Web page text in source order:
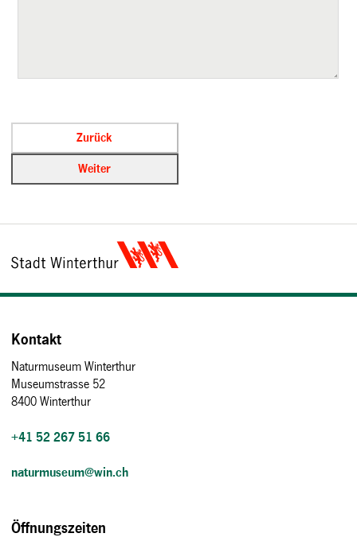
Kontakt
Naturmuseum Winterthur
Museumstrasse 52
8400 Winterthur
+41 52 267 51 66
naturmuseum@win.ch
Öffnungszeiten